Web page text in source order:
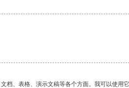
档、表格、演示文稿等各个方面。我可以使用